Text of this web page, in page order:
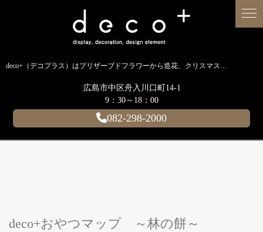
deco+（デコプラス）はプリザーブドフラワーから造花、クリスマス装飾、イルミネーションに至るまで扱う広島のディスプレイ専門ショップです。
広島市中区舟入川口町14-1
9：30～18：00
082-298-2000
deco+おやつマップ ～林の餅～